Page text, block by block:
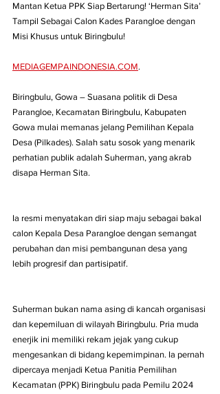
Mantan Ketua PPK Siap Bertarung! ‘Herman Sita’
Tampil Sebagai Calon Kades Parangloe dengan
Misi Khusus untuk Biringbulu!
MEDIAGEMPAINDONESIA.COM.
Biringbulu, Gowa – Suasana politik di Desa
Parangloe, Kecamatan Biringbulu, Kabupaten
Gowa mulai memanas jelang Pemilihan Kepala
Desa (Pilkades). Salah satu sosok yang menarik
perhatian publik adalah Suherman, yang akrab
disapa Herman Sita.
Ia resmi menyatakan diri siap maju sebagai bakal
calon Kepala Desa Parangloe dengan semangat
perubahan dan misi pembangunan desa yang
lebih progresif dan partisipatif.
Suherman bukan nama asing di kancah organisasi
dan kepemiluan di wilayah Biringbulu. Pria muda
enerjik ini memiliki rekam jejak yang cukup
mengesankan di bidang kepemimpinan. Ia pernah
dipercaya menjadi Ketua Panitia Pemilihan
Kecamatan (PPK) Biringbulu pada Pemilu 2024